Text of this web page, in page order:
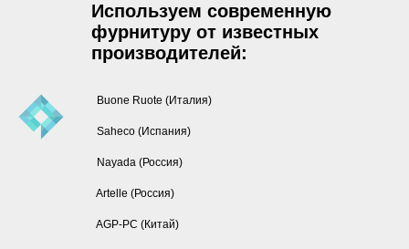
Используем современную
фурнитуру от известных
производителей:
Buone Ruote (Италия)
Saheco (Испания)
Nayada (Россия)
Artelle (Россия)
AGP-PC (Китай)